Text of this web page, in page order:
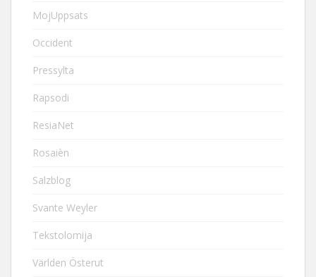
MojUppsats
Occident
Pressylta
Rapsodi
ResiaNet
Rosaièn
Salzblog
Svante Weyler
Tekstolomija
Världen Österut